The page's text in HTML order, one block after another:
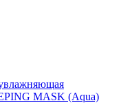
MASK (Aqua)